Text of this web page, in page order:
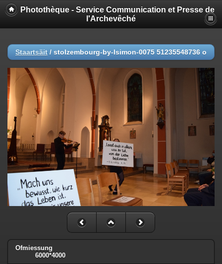
Photothèque - Service Communication et Presse de
l'Archevêché
Staartsäit / stolzembourg-by-lsimon-0075 51235548736 o
Ofmiessung
6000*4000